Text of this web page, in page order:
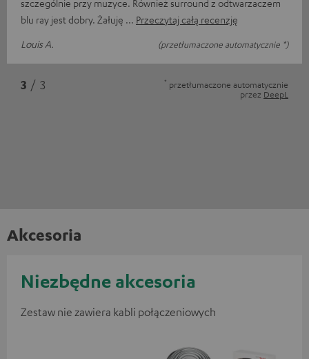
szczególnie przy muzyce. Również surround z odtwarzaczem
blu ray jest dobry. Żałuję
Przeczytaj całą recenzję
Louis A.
(przetłumaczone automatycznie *)
3 / 3 * przetłumaczone automatycznie
przez DeepL
Akcesoria
Niezbędne akcesoria
Zestaw nie zawiera kabli połączeniowych